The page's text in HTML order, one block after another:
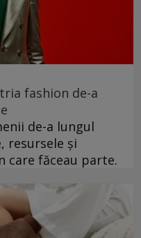
fashion de-a
de-a lungul
resursele și
care făceau parte.